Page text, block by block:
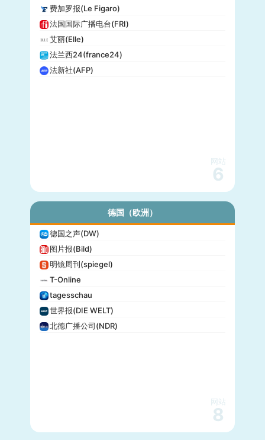
费加罗报(Le Figaro)
法国国际广播电台(FRI)
艾丽(Elle)
法兰西24(france24)
法新社(AFP)
网站
6
德国（欧洲）
德国之声(DW)
图片报(Bild)
明镜周刊(spiegel)
T-Online
tagesschau
世界报(DIE WELT)
北德广播公司(NDR)
网站
8